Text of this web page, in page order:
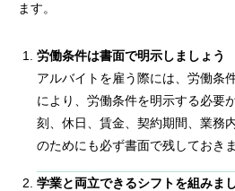
ます。
労働条件は書面で明示しましょう
アルバイトを雇う際には、労働条
により、労働条件を明示する必要
刻、休日、賃金、契約期間、業務
のためにも必ず書面で残しておき
学業と両立できるシフトを組みま